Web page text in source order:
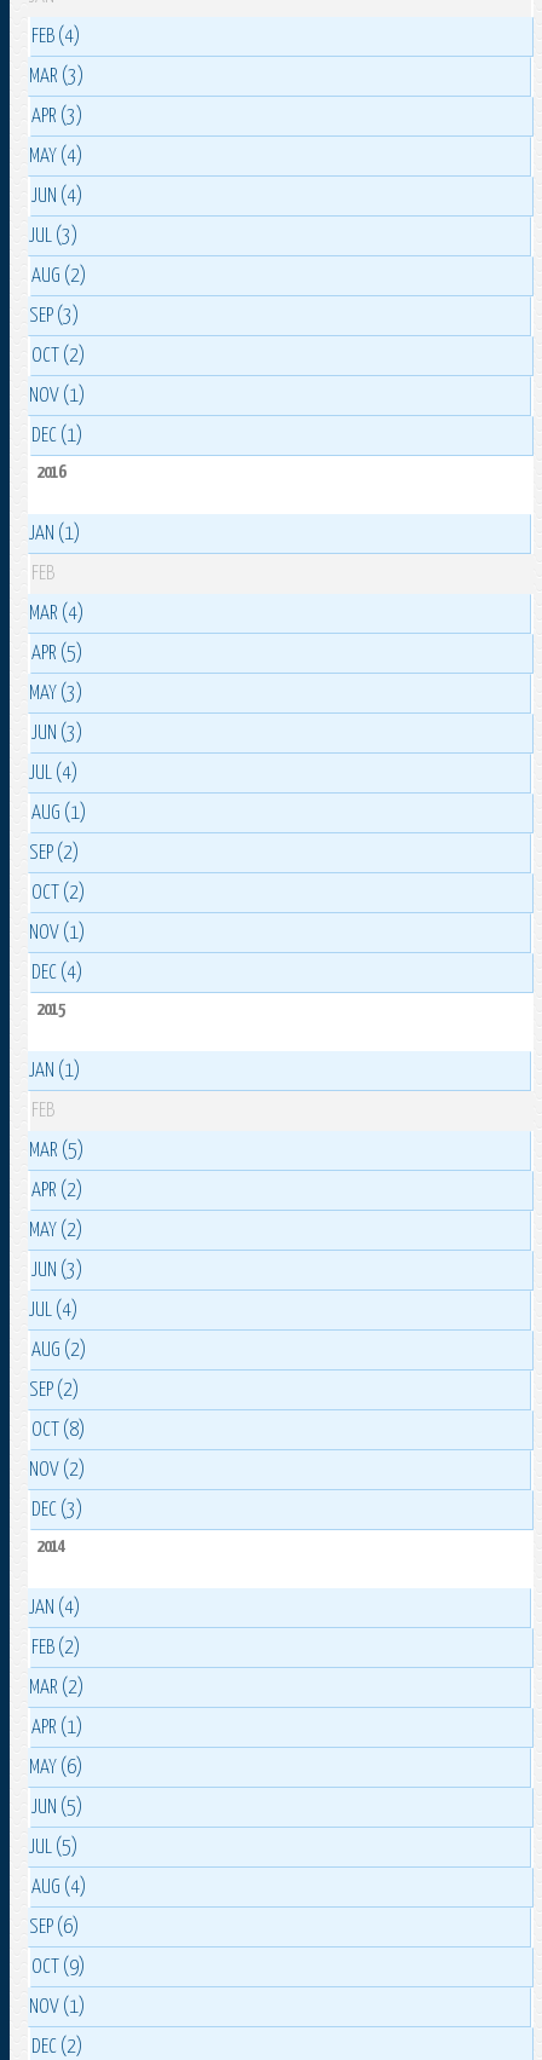
FEB (4)
MAR (3)
APR (3)
MAY (4)
JUN (4)
JUL (3)
AUG (2)
SEP (3)
OCT (2)
NOV (1)
DEC (1)
2016
JAN (1)
FEB
MAR (4)
APR (5)
MAY (3)
JUN (3)
JUL (4)
AUG (1)
SEP (2)
OCT (2)
NOV (1)
DEC (4)
2015
JAN (1)
FEB
MAR (5)
APR (2)
MAY (2)
JUN (3)
JUL (4)
AUG (2)
SEP (2)
OCT (8)
NOV (2)
DEC (3)
2014
JAN (4)
FEB (2)
MAR (2)
APR (1)
MAY (6)
JUN (5)
JUL (5)
AUG (4)
SEP (6)
OCT (9)
NOV (1)
DEC (2)